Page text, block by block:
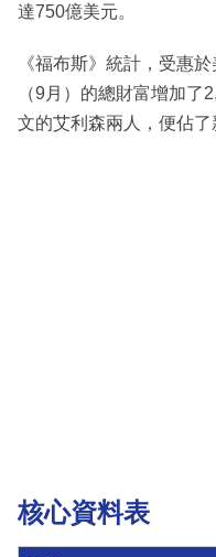
達750億美元。
《福布斯》統計，受惠
（9月）的總財富增加了
文的艾利森兩人，便佔了
核心資料表